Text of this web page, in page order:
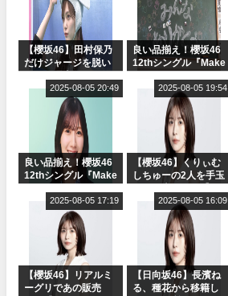
【櫻坂46】田村保乃
だけジャージを脱い
良い品揃え！櫻坂46
12thシングル『Make
ャルグッズ絶賛販売
良い品揃え！櫻坂46
12thシングル『Make
ャルグッズ絶賛販売
2025-08-05 20:49
【櫻坂46】くりぃむ
しちゅーの2人を手玉
りぃむナンタラ】
2025-08-05 19:54
【櫻坂46】リアルミ
ーグリであの販売
2025-08-05 17:19
【日向坂46】長濱ね
る、種花から移籍し
2025-08-05 16:09